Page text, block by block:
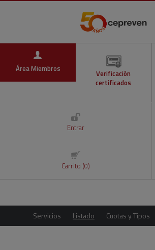
Área Miembros
Verificación
certificados
Entrar
Carrito (0)
Servicios Listado Cuotas y Tipos